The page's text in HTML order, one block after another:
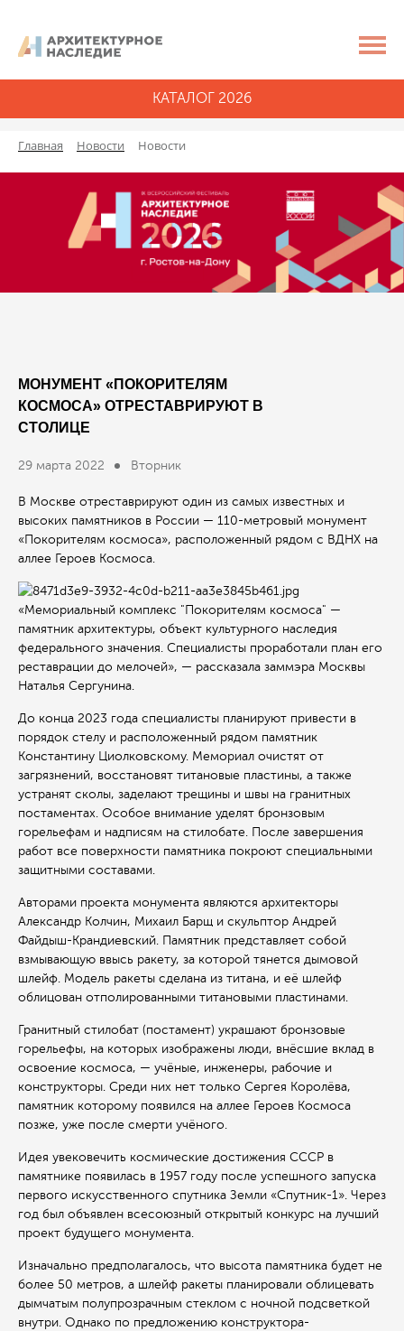
КАТАЛОГ 2026
Главная Новости Новости
МОНУМЕНТ «ПОКОРИТЕЛЯМ
КОСМОСА» ОТРЕСТАВРИРУЮТ В
СТОЛИЦЕ
29 марта 2022 Вторник
В Москве отреставрируют один из самых известных и
высоких памятников в России — 110-метровый монумент
«Покорителям космоса», расположенный рядом с ВДНХ на
аллее Героев Космоса.
«Мемориальный комплекс "Покорителям космоса" —
памятник архитектуры, объект культурного наследия
федерального значения. Специалисты проработали план его
реставрации до мелочей», — рассказала заммэра Москвы
Наталья Сергунина.
До конца 2023 года специалисты планируют привести в
порядок стелу и расположенный рядом памятник
Константину Циолковскому. Мемориал очистят от
загрязнений, восстановят титановые пластины, а также
устранят сколы, заделают трещины и швы на гранитных
постаментах. Особое внимание уделят бронзовым
горельефам и надписям на стилобате. После завершения
работ все поверхности памятника покроют специальными
защитными составами.
Авторами проекта монумента являются архитекторы
Александр Колчин, Михаил Барщ и скульптор Андрей
Файдыш-Крандиевский. Памятник представляет собой
взмывающую ввысь ракету, за которой тянется дымовой
шлейф. Модель ракеты сделана из титана, и её шлейф
облицован отполированными титановыми пластинами.
Гранитный стилобат (постамент) украшают бронзовые
горельефы, на которых изображены люди, внёсшие вклад в
освоение космоса, — учёные, инженеры, рабочие и
конструкторы. Среди них нет только Сергея Королёва,
памятник которому появился на аллее Героев Космоса
позже, уже после смерти учёного.
Идея увековечить космические достижения СССР в
памятнике появилась в 1957 году после успешного запуска
первого искусственного спутника Земли «Спутник-1». Через
год был объявлен всесоюзный открытый конкурс на лучший
проект будущего монумента.
Изначально предполагалось, что высота памятника будет не
более 50 метров, а шлейф ракеты планировали облицевать
дымчатым полупрозрачным стеклом с ночной подсветкой
внутри. Однако по предложению конструктора-